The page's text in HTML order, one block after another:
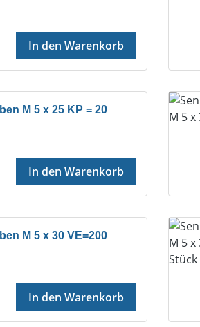
In den Warenkorb
M 5 x 25 KP = 20
In den Warenkorb
M 5 x 30 VE=200
In den Warenkorb